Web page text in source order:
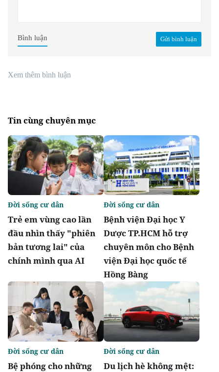
Gửi bình luận
Bình luận
Xem thêm bình luận
Tin cùng chuyên mục
Trẻ em vùng cao lần
đầu nhìn thấy "phiên
bản tương lai" của
chính mình qua AI
Đời sống cư dân
Bệnh viện Đại học Y
Dược TP.HCM hỗ trợ
chuyên môn cho Bệnh
viện Đại học quốc tế
Hồng Bàng
Đời sống cư dân
Bệ phóng cho những
Đời sống cư dân
Du lịch hè không mệt:
Đời sống cư dân